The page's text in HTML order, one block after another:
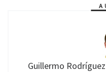
Guillermo